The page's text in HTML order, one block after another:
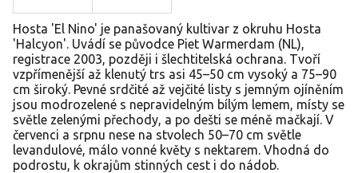
Hosta 'El Nino' je panašovaný kultivar z okruhu Hosta
'Halcyon'. Uvádí se původce Piet Warmerdam (NL),
registrace 2003, později i šlechtitelská ochrana. Tvoří
vzpřímenější až klenutý trs asi 45–50 cm vysoký a 75–90
cm široký. Pevné srdčité až vejčité listy s jemným ojíněním
jsou modrozelené s nepravidelným bílým lemem, místy se
světle zelenými přechody, a po dešti se méně mačkají. V
červenci a srpnu nese na stvolech 50–70 cm světle
levandulové, málo vonné květy s nektarem. Vhodná do
podrostu, k okrajům stinných cest i do nádob.